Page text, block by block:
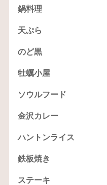
鍋料理
天ぷら
のど黒
牡蠣小屋
ソウルフード
金沢カレー
ハントンライス
鉄板焼き
ステーキ